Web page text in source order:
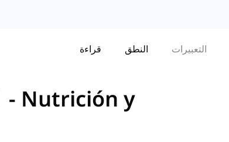
التعبيرات النطق قراءة
- Nutrición y